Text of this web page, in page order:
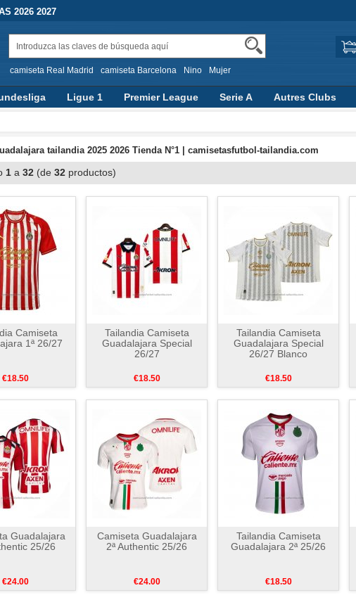
2026 2027
camiseta Real Madrid camiseta Barcelona Nino Mujer
Ligue 1 Premier League Serie A Autres Clubs
tailandia 2025 2026 Tienda N°1 | camisetasfutbol-tailandia.com
1 a 32 (de 32 productos)
Camiseta
1ª 26/27
€18.50
Tailandia Camiseta
Guadalajara Special
26/27
€18.50
Tailandia Camiseta
Guadalajara Special
26/27 Blanco
€18.50
Guadalajara
25/26
€24.00
Camiseta Guadalajara
2ª Authentic 25/26
€24.00
Tailandia Camiseta
Guadalajara 2ª 25/26
€18.50